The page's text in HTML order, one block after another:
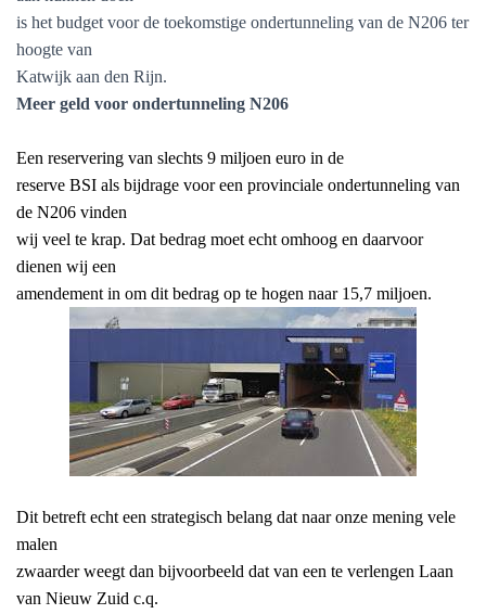
is het budget voor de toekomstige ondertunneling van de N206 ter
hoogte van
Katwijk aan den Rijn.
Meer geld voor ondertunneling N206
Een reservering van slechts 9 miljoen euro in de
reserve BSI als bijdrage voor een provinciale ondertunneling van
de N206 vinden
wij veel te krap. Dat bedrag moet echt omhoog en daarvoor
dienen wij een
amendement in om dit bedrag op te hogen naar 15,7 miljoen.
Dit betreft echt een strategisch belang dat naar onze mening vele
malen
zwaarder weegt dan bijvoorbeeld dat van een te verlengen Laan
van Nieuw Zuid c.q.